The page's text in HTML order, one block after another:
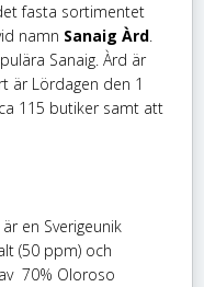
fasta sortimentet
namn Sanaig Àrd.
Sanaig. Àrd är
är Lördagen den 1
115 butiker samt att
en Sverigeunik
(50 ppm) och
70% Oloroso